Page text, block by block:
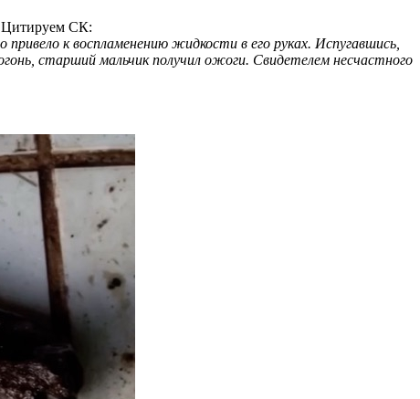
Цитируем СК:
к воспламенению жидкости в его руках. Испугавшись,
старший мальчик получил ожоги. Свидетелем несчастного